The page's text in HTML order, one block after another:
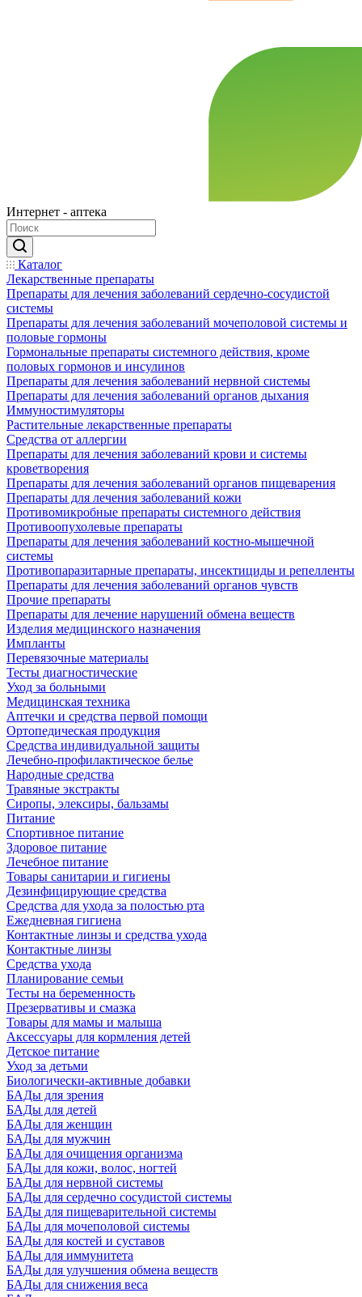
Интернет - аптека
Каталог
Лекарственные препараты
Препараты для лечения заболеваний сердечно-сосудистой
системы
Препараты для лечения заболеваний мочеполовой системы и
половые гормоны
Гормональные препараты системного действия, кроме
половых гормонов и инсулинов
Препараты для лечения заболеваний нервной системы
Препараты для лечения заболеваний органов дыхания
Иммуностимуляторы
Растительные лекарственные препараты
Средства от аллергии
Препараты для лечения заболеваний крови и системы
кроветворения
Препараты для лечения заболеваний органов пищеварения
Препараты для лечения заболеваний кожи
Противомикробные препараты системного действия
Противоопухолевые препараты
Препараты для лечения заболеваний костно-мышечной
системы
Противопаразитарные препараты, инсектициды и репелленты
Препараты для лечения заболеваний органов чувств
Прочие препараты
Препараты для лечение нарушений обмена веществ
Изделия медицинского назначения
Импланты
Перевязочные материалы
Тесты диагностические
Уход за больными
Медицинская техника
Аптечки и средства первой помощи
Ортопедическая продукция
Средства индивидуальной защиты
Лечебно-профилактическое белье
Народные средства
Травяные экстракты
Сиропы, элексиры, бальзамы
Питание
Спортивное питание
Здоровое питание
Лечебное питание
Товары санитарии и гигиены
Дезинфицирующие средства
Средства для ухода за полостью рта
Ежедневная гигиена
Контактные линзы и средства ухода
Контактные линзы
Средства ухода
Планирование семьи
Тесты на беременность
Презервативы и смазка
Товары для мамы и малыша
Аксессуары для кормления детей
Детское питание
Уход за детьми
Биологически-активные добавки
БАДы для зрения
БАДы для детей
БАДы для женщин
БАДы для мужчин
БАДы для очищения организма
БАДы для кожи, волос, ногтей
БАДы для нервной системы
БАДы для сердечно сосудистой системы
БАДы для пищеварительной системы
БАДы для мочеполовой системы
БАДы для костей и суставов
БАДы для иммунитета
БАДы для улучшения обмена веществ
БАДы для снижения веса